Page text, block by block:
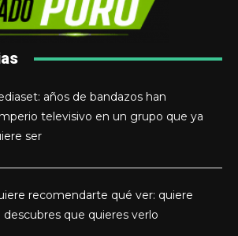
años de bandazos han
televisivo en un grupo que ya
ser
recomendarte qué ver: quiere
que quieres verlo